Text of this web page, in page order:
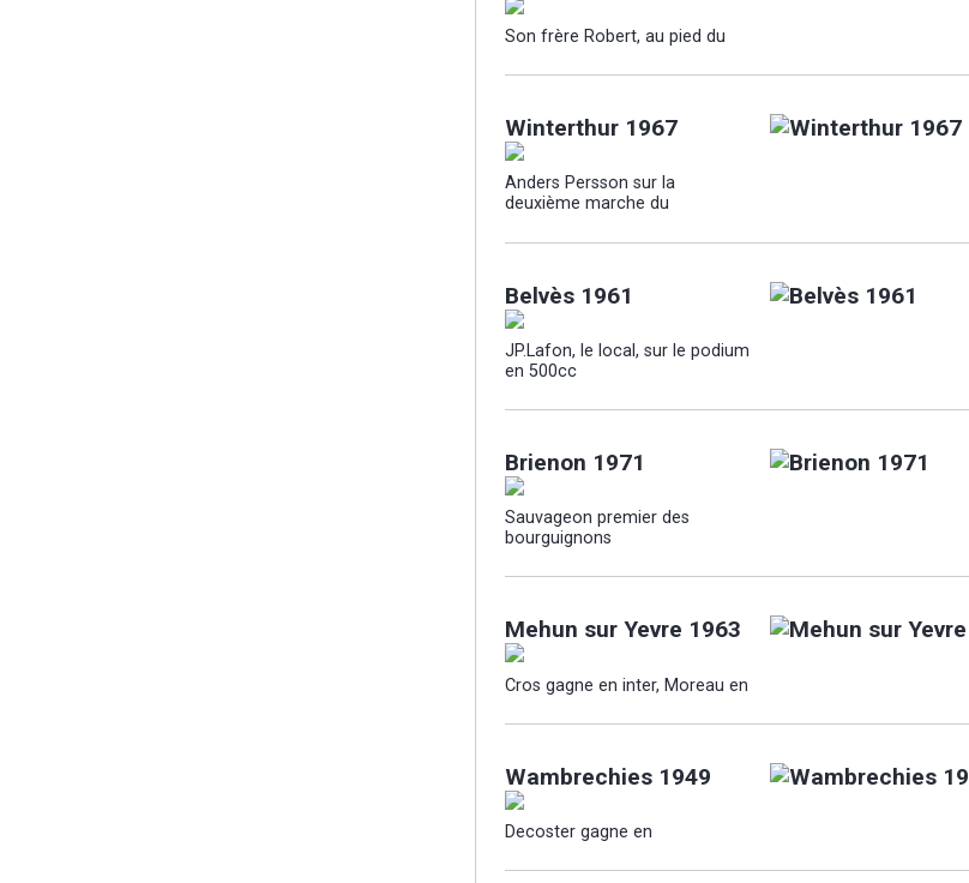
Son frère Robert, au pied du
Winterthur 1967
Anders Persson sur la
deuxième marche du
Belvès 1961
JP.Lafon, le local, sur le podium
en 500cc
Brienon 1971
Sauvageon premier des
bourguignons
Mehun sur Yevre 1963
Cros gagne en inter, Moreau en
Wambrechies 1949
Decoster gagne en